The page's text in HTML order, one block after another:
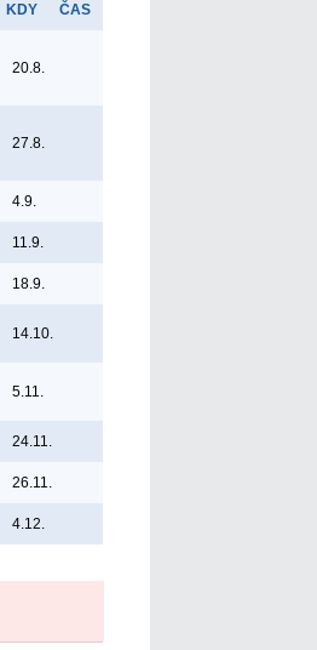
KDY ČAS
20.8.
27.8.
4.9.
11.9.
18.9.
14.10.
5.11.
24.11.
26.11.
4.12.